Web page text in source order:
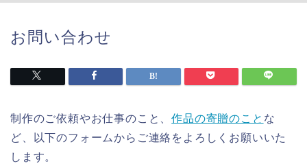
お問い合わせ
制作のご依頼やお仕事のこと、作品の寄贈のこと な
ど、以下のフォームからご連絡をよろしくお願いいた
します。